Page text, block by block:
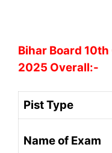
Bihar Board
2025 Overall:-
Pist Type
Name of Exam